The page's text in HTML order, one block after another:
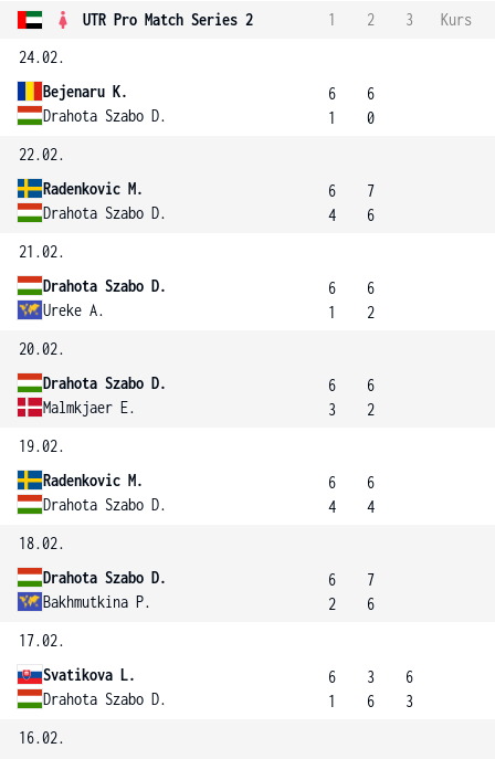
UTR Pro Match Series 2 1 2 3
Kurs
24.02.
Bejenaru K.
Drahota Szabo D.
6
1
6
0
22.02.
Radenkovic M.
Drahota Szabo D.
6
4
7
6
21.02.
Drahota Szabo D.
Ureke A.
6
1
6
2
20.02.
Drahota Szabo D.
Malmkjaer E.
6
3
6
2
19.02.
Radenkovic M.
Drahota Szabo D.
6
4
6
4
18.02.
Drahota Szabo D.
Bakhmutkina P.
6
2
7
6
17.02.
Svatikova L.
Drahota Szabo D.
6
1
3
6
6
3
16.02.